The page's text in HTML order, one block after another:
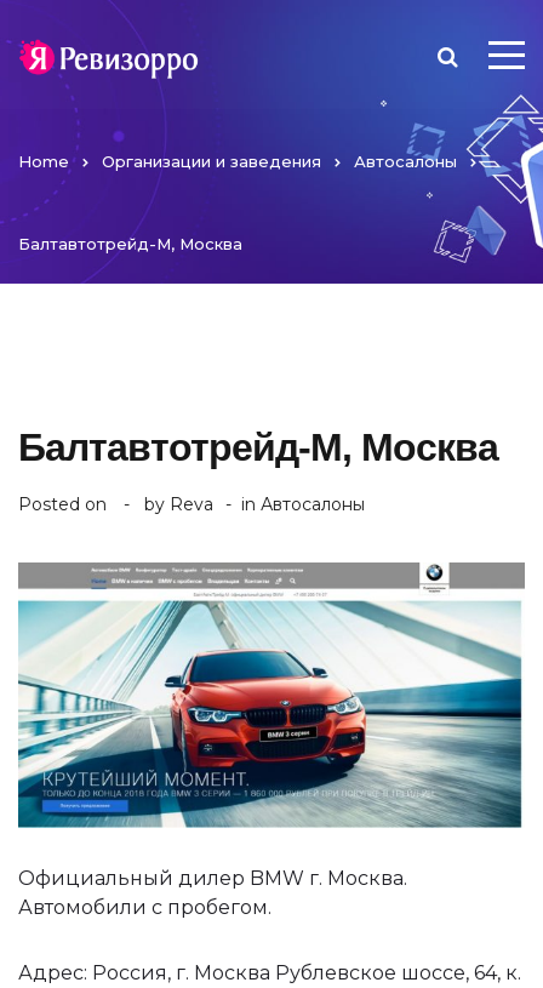
Home Организации и заведения Автосалоны
Балтавтотрейд-М, Москва
Балтавтотрейд-М, Москва
Posted on by Reva in Автосалоны
Официальный дилер BMW г. Москва.
Автомобили с пробегом.
Адрес: Россия, г. Москва Рублевское шоссе, 64, к.